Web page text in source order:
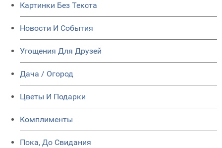
Картинки Без Текста
Новости И События
Угощения Для Друзей
Дача / Огород
Цветы И Подарки
Комплименты
Пока, До Свидания